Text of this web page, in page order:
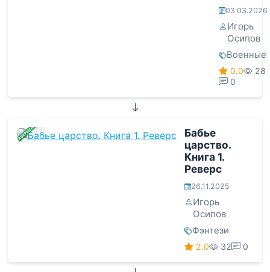
03.03.2026
Игорь
Осипов
Военные
0.0
28
0
ЗАВЕРШЕНА
Бабье
царство.
Книга 1.
Реверс
26.11.2025
Игорь
Осипов
Фэнтези
2.0 32 0